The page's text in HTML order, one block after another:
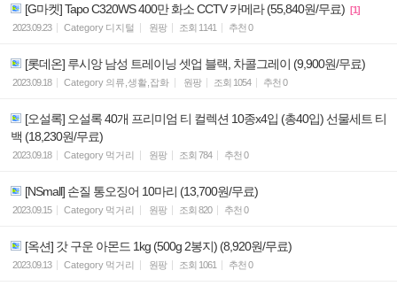
[G마켓] Tapo C320WS 400만 화소 CCTV 카메라 (55,840원/무료) [1]
2023.09.23
Category 디지털 원팡 조회 1141 추천 0
[롯데온] 루시앙 남성 트레이닝 셋업 블랙, 차콜그레이 (9,900원/무료)
2023.09.18 Category 의류,생활,잡화 원팡 조회 1054 추천 0
[오설록] 오설록 40개 프리미엄 티 컬렉션 10종x4입 (총40입) 선물세트 티
백 (18,230원/무료)
2023.09.18 Category 먹거리 원팡 조회 784 추천 0
[NSmall] 손질 통오징어 10마리 (13,700원/무료)
2023.09.15 Category 먹거리 원팡 조회 820 추천 0
[옥션] 갓 구운 아몬드 1kg (500g 2봉지) (8,920원/무료)
2023.09.13 Category 먹거리 원팡 조회 1061 추천 0